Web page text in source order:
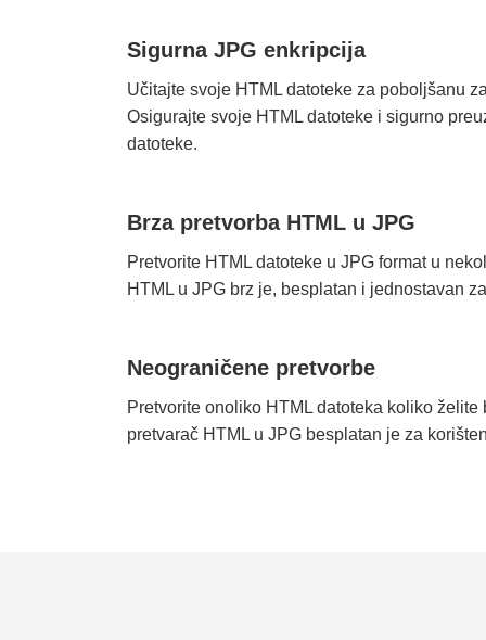
Sigurna JPG enkripcija
Učitajte svoje HTML datoteke za poboljšanu
Osigurajte svoje HTML datoteke i sigurno
datoteke.
Brza pretvorba HTML u JPG
Pretvorite HTML datoteke u JPG format u
HTML u JPG brz je, besplatan i jednostavan
Neograničene pretvorbe
Pretvorite onoliko HTML datoteka koliko
pretvarač HTML u JPG besplatan je za